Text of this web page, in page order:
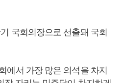
국회의장으로 선출돼 국회
에서 가장 많은 의석을 차지